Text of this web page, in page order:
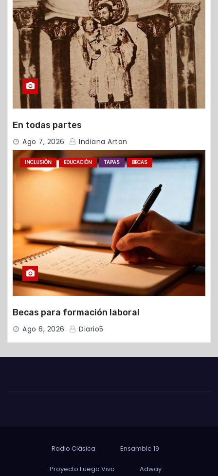
En todas partes
Ago 7, 2026 Indiana Artan
INCLUSIÓN EDUCACIÓN TAPAS BECAS
Becas para formación laboral
Ago 6, 2026 Diario5
Radio Clásica Ensamble 19
Proyecto Fuego Vivo Adway